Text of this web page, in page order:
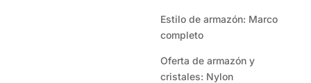
Estilo de armazón: Marco
completo
Oferta de armazón y
cristales: Nylon